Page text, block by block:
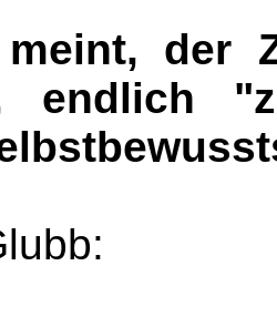
meint, der
endlich